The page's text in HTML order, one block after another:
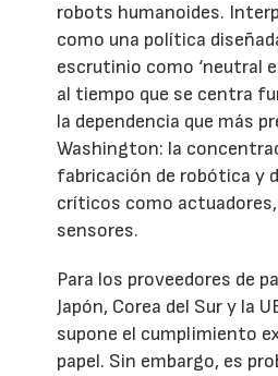
robots humanoides.
como una política
escrutinio como ‘neutral
al tiempo que se centra
la dependencia que más
Washington: la
fabricación de robótica y
críticos como
sensores.
Para los proveedores de
Japón, Corea del Sur y la
supone el cumplimiento
papel. Sin embargo, es